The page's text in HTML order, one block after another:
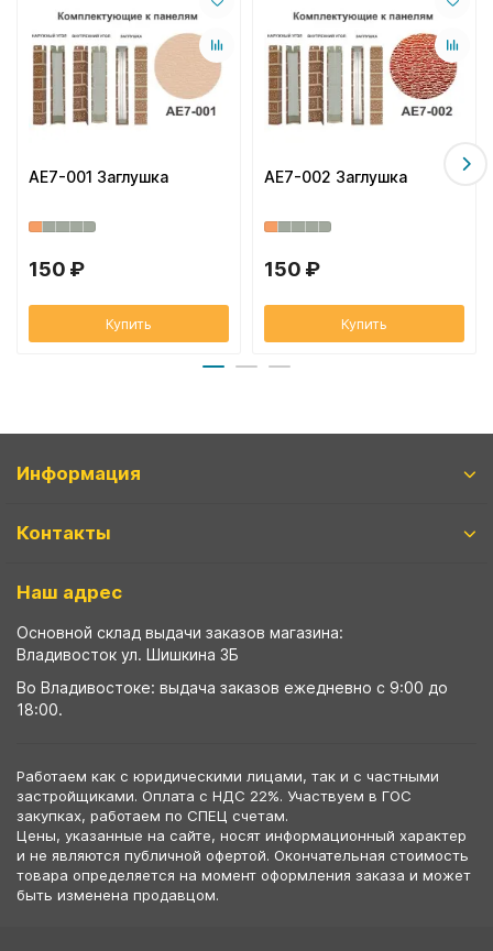
AE7-001 Заглушка
150 ₽
Купить
AE7-002 Заглушка
150 ₽
Купить
Информация
Контакты
Наш адрес
Основной склад выдачи заказов магазина:
Владивосток ул. Шишкина 3Б
Во Владивостоке: выдача заказов ежедневно с 9:00 до
18:00.
Работаем как с юридическими лицами, так и с частными
застройщиками. Оплата с НДС 22%. Участвуем в ГОС
закупках, работаем по СПЕЦ счетам.
Цены, указанные на сайте, носят информационный характер
и не являются публичной офертой. Окончательная стоимость
товара определяется на момент оформления заказа и может
быть изменена продавцом.